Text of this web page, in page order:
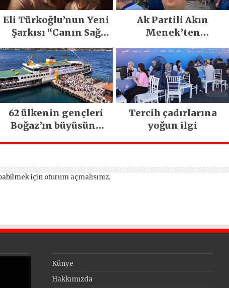
Eli Türkoğlu’nun Yeni
Şarkısı “Canın Sağ
Gördü!..
Ak Partili Akın
Menek’ten
heyelan sonrası
kritik uyarı
62 ülkenin gençleri
Boğaz’ın büyüsüne
Tercih çadırlarına
yoğun ilgi
için oturum açmalısınız.
Künye
Hakkımızda